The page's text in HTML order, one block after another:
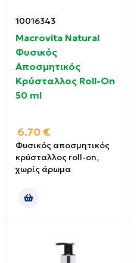
10016343
Macrovita Natural
Φυσικός
Αποσμητικός
Κρύσταλλος Roll-On
50 ml
6.70 €
Φυσικός αποσμητικός
κρύσταλλος roll-on,
χωρίς άρωμα